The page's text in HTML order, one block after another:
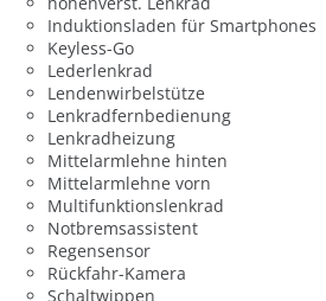
Induktionsladen für Smartphones
Keyless-Go
Lederlenkrad
Lendenwirbelstütze
Lenkradfernbedienung
Lenkradheizung
Mittelarmlehne hinten
Mittelarmlehne vorn
Multifunktionslenkrad
Notbremsassistent
Regensensor
Rückfahr-Kamera
Schaltwippen